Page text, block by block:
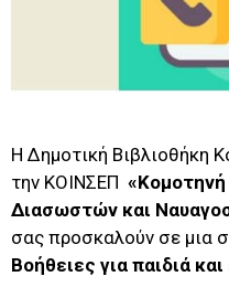
Η Δημοτική Βιβλιοθήκη
την ΚΟΙΝΣΕΠ «Κομοτηνή
Διασωστών και
σας προσκαλούν σε μια
Βοήθειες για παιδιά